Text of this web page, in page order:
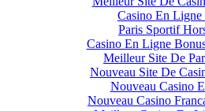
Casino En Ligne
Paris Sportif
Casino En Ligne
Meilleur Site De
Nouveau Site De
Nouveau Casino
Nouveau Casino